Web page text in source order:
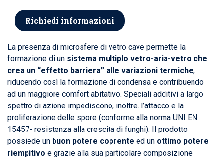
Richiedi informazioni
La presenza di microsfere di vetro cave permette la
formazione di un sistema multiplo vetro-aria-vetro che
crea un “effetto barriera” alle variazioni termiche,
riducendo così la formazione di condensa e contribuendo
ad un maggiore comfort abitativo. Speciali additivi a largo
spettro di azione impediscono, inoltre, l’attacco e la
proliferazione delle spore (conforme alla norma UNI EN
15457- resistenza alla crescita di funghi). Il prodotto
possiede un buon potere coprente ed un ottimo potere
riempitivo e grazie alla sua particolare composizione